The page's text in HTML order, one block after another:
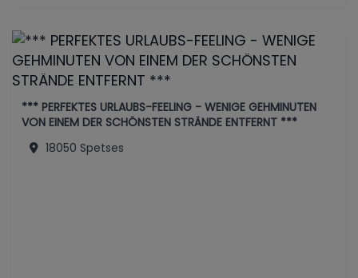
*** PERFEKTES URLAUBS-FEELING - WENIGE GEHMINUTEN
VON EINEM DER SCHÖNSTEN STRÄNDE ENTFERNT ***
18050 Spetses